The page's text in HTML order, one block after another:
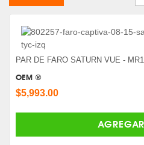
PAR DE FARO SATURN VUE -
OEM ®
$5,993.00
AGREGAR